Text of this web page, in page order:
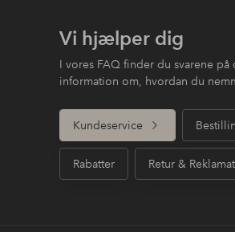
Vi hjælper dig
I vores FAQ finder du svarene
information om, hvordan du
Kundeservice
Rabatter Retur &